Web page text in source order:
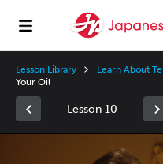
Lesson Library Learn About
Your Oil
Lesson 10